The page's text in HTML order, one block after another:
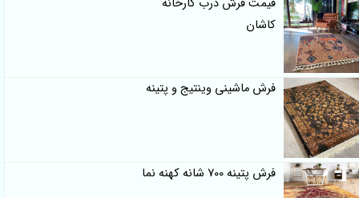
قیمت فرش درب کارخانه
کاشان
فرش ماشینی وینتیج و پتینه
فرش پتینه 700 شانه کهنه نما